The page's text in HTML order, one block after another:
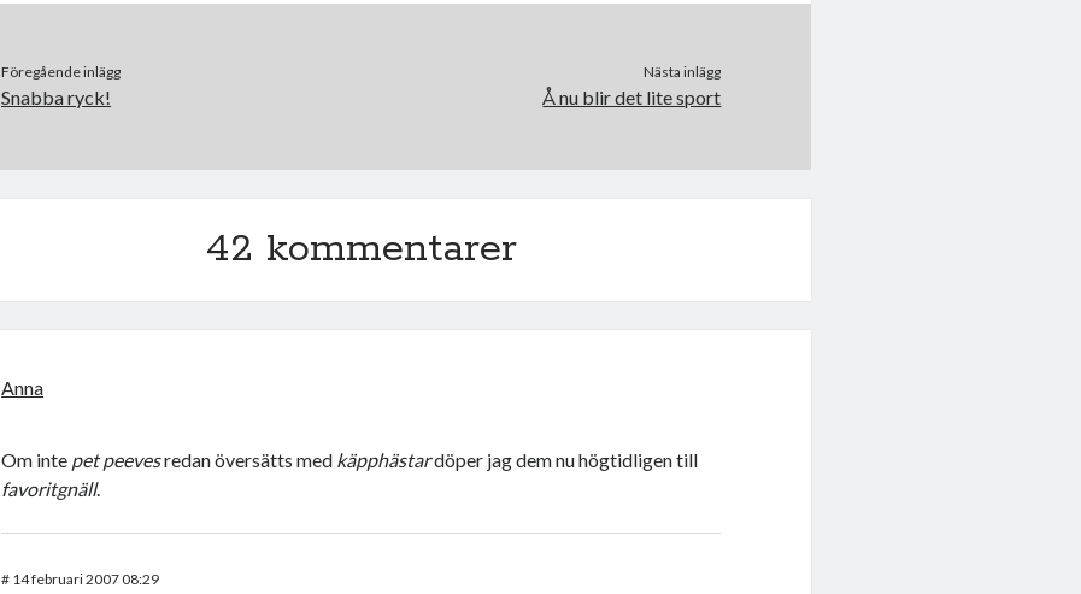
Föregående inlägg
Snabba ryck!
Nästa inlägg
Å nu blir det lite sport
42 kommentarer
Anna
Om inte pet peevesredan översätts med käpphästardöper jag dem nu högtidligen till
favoritgnäll.
# 14 februari 2007 08:29